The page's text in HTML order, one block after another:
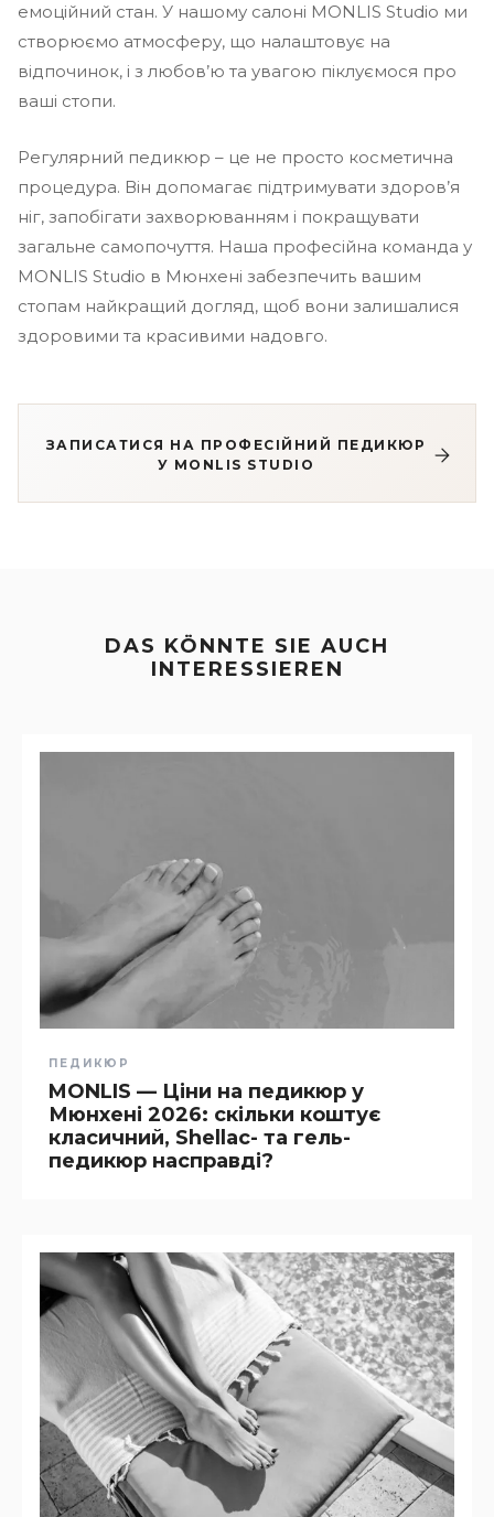
емоційний стан. У нашому салоні MONLIS Studio ми
створюємо атмосферу, що налаштовує на
відпочинок, і з любов’ю та увагою піклуємося про
ваші стопи.
Регулярний педикюр – це не просто косметична
процедура. Він допомагає підтримувати здоров’я
ніг, запобігати захворюванням і покращувати
загальне самопочуття. Наша професійна команда у
MONLIS Studio в Мюнхені забезпечить вашим
стопам найкращий догляд, щоб вони залишалися
здоровими та красивими надовго.
ЗАПИСАТИСЯ НА ПРОФЕСІЙНИЙ ПЕДИКЮР
У MONLIS STUDIO
DAS KÖNNTE SIE AUCH
INTERESSIEREN
ПЕДИКЮР
MONLIS — Ціни на педикюр у
Мюнхені 2026: скільки коштує
класичний, Shellac- та гель-
педикюр насправді?